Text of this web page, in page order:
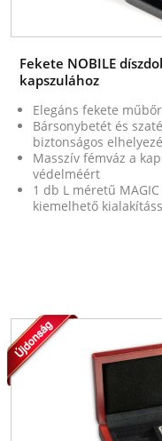
Fekete NOBILE
kapszulához
Elegáns fekete
Bársonybetét és
biztonságos
Masszív fémváz a
védelméért
1 db L méretű
kiemelhető